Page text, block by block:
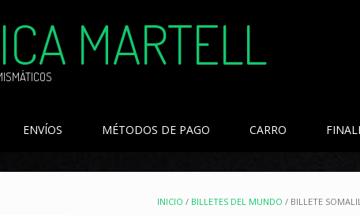
MARTELL
ENVÍOS MÉTODOS DE PAGO CARRO
INICIO / BILLETES DEL MUNDO / BILLETE